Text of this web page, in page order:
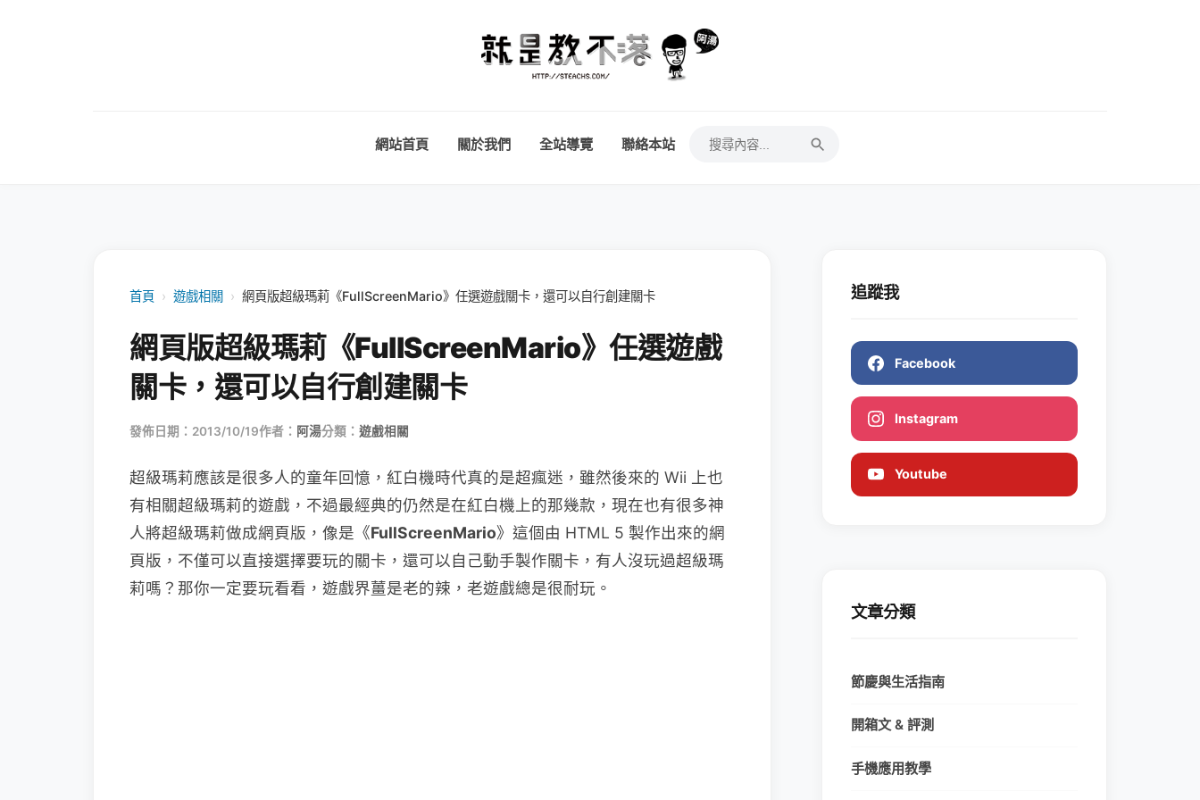
網站首頁 關於我們 全站導覽 聯絡本站
首頁 › 遊戲相關 › 網頁版超級瑪莉《FullScreenMario》任選遊戲關卡，還可以自行創建關卡
網頁版超級瑪莉《FullScreenMario》任選遊戲
關卡，還可以自行創建關卡
發佈日期：2013/10/19作者： 阿湯分類： 遊戲相關
超級瑪莉應該是很多人的童年回憶，紅白機時代真的是超瘋迷，雖然後來的 Wii 上也
有相關超級瑪莉的遊戲，不過最經典的仍然是在紅白機上的那幾款，現在也有很多神
人將超級瑪莉做成網頁版，像是《FullScreenMario》這個由 HTML 5 製作出來的網
頁版，不僅可以直接選擇要玩的關卡，還可以自己動手製作關卡，有人沒玩過超級瑪
莉嗎？那你一定要玩看看，遊戲界薑是老的辣，老遊戲總是很耐玩。
追蹤我
Facebook
Instagram
Youtube
文章分類
節慶與生活指南
開箱文 & 評測
手機應用教學